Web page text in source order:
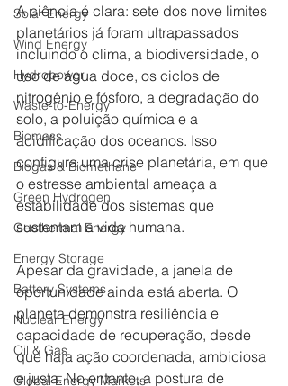
Solar Energy
Wind Energy
Hydropower
Waste-to-Energy
Biomass
Biogas & Biomethane
Green Hydrogen
Geothermal Energy
Energy Storage
Battery Systems
Nuclear Energy
Oil & Gas
Global Energy Markets
A ciência é clara: sete dos nove limites
planetários já foram ultrapassados
incluindo o clima, a biodiversidade, o
uso de água doce, os ciclos de
nitrogênio e fósforo, a degradação do
solo, a poluição química e a
acidificação dos oceanos. Isso
configura uma crise planetária, em que
o estresse ambiental ameaça a
estabilidade dos sistemas que
sustentam a vida humana.
Apesar da gravidade, a janela de
oportunidade ainda está aberta. O
planeta demonstra resiliência e
capacidade de recuperação, desde
que haja ação coordenada, ambiciosa
e justa. No entanto, a postura de